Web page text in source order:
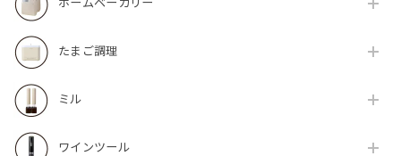
ホームベーカリー
たまご調理
ミル
ワインツール